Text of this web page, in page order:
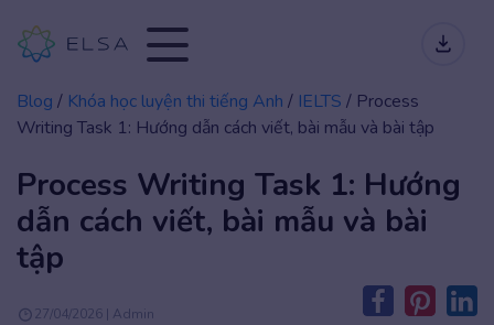
Blog / Khóa học luyện thi tiếng Anh / IELTS / Process
Writing Task 1: Hướng dẫn cách viết, bài mẫu và bài tập
Process Writing Task 1: Hướng
dẫn cách viết, bài mẫu và bài
tập
27/04/2026 | Admin